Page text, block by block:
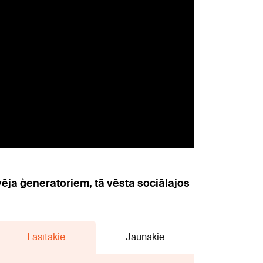
ģeneratoriem, tā vēsta sociālajos
Lasītākie Jaunākie